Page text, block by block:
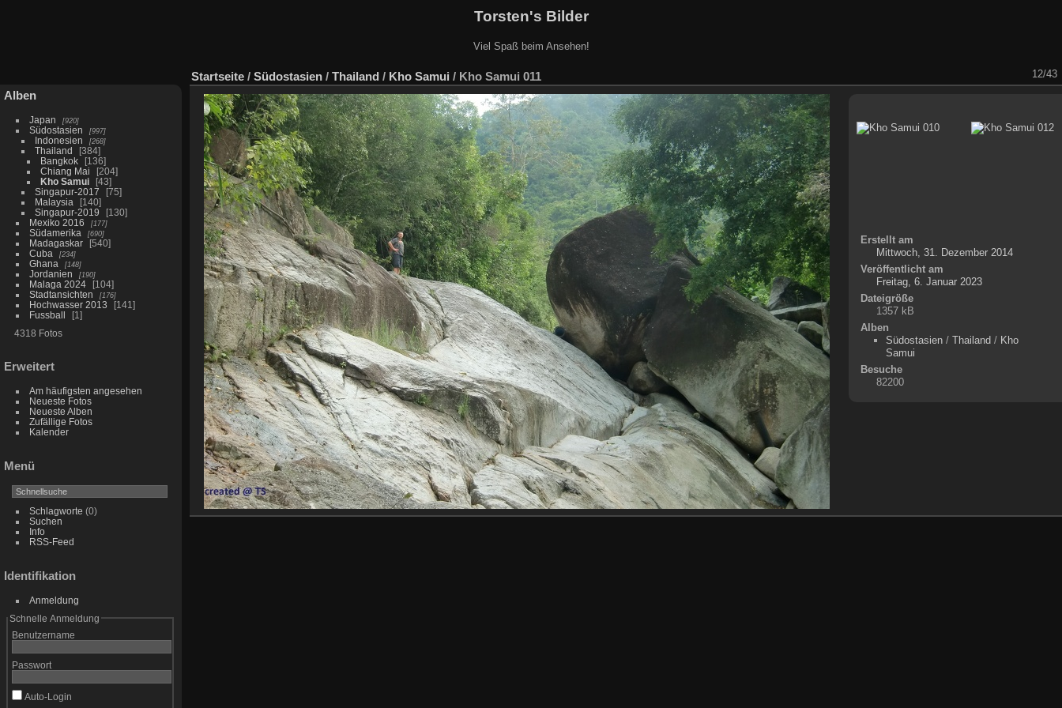
Torsten's Bilder
Viel Spaß beim Ansehen!
Alben
Japan 920
Südostasien 997
Indonesien 268
Thailand
384
Bangkok
136
Chiang Mai
204
Kho Samui
43
Singapur-2017
75
Malaysia
140
Singapur-2019
130
Mexiko 2016
177
Südamerika 690
Madagaskar
540
Cuba
234
Ghana 148
Jordanien 190
Malaga 2024
104
Stadtansichten
176
Hochwasser 2013
141
Fussball
1
4318 Fotos
Erweitert
Am häufigsten angesehen
Neueste Fotos
Neueste Alben
Zufällige Fotos
Kalender
Menü
Schlagworte (0)
Suchen
Info
RSS-Feed
Identifikation
Anmeldung
Schnelle Anmeldung
Benutzername
Passwort
Auto-Login
Startseite / Südostasien / Thailand / Kho Samui / Kho Samui 011 12/43
Erstellt am
Mittwoch, 31. Dezember 2014
Veröffentlicht am
Freitag, 6. Januar 2023
Dateigröße
1357 kB
Alben
Südostasien /Thailand / Kho
Samui
Besuche
82200